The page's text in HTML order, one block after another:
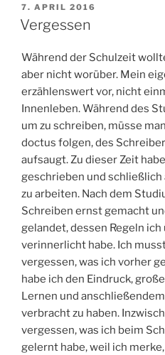
VERÖFFENTLICHT
AM
7. APRIL 2016
Vergessen
Während der Schulzeit
aber nicht worüber. Mein
erzählenswert vor, nicht
Innenleben. Während des
um zu schreiben, müsse
doctus folgen, des
aufsaugt. Zu dieser Zeit
geschrieben und
zu arbeiten. Nach dem
Schreiben ernst gemacht
gelandet, dessen Regeln ich
verinnerlicht habe. Ich
vergessen, was ich vorher
habe ich den Eindruck,
Lernen und
verbracht zu haben.
vergessen, was ich beim
gelernt habe, weil ich